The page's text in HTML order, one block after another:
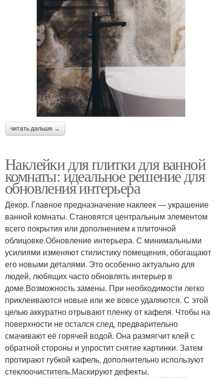
читать дальше →
Наклейки для плитки для ванной
комнаты: идеальное решение для
обновления интерьера
Декор. Главное предназначение наклеек — украшение
ванной комнаты. Становятся центральным элементом
всего покрытия или дополнением к плиточной
облицовке.Обновление интерьера. С минимальными
усилиями изменяют стилистику помещения, обогащают
его новыми деталями. Это особенно актуально для
людей, любящих часто обновлять интерьер в
доме.Возможность замены. При необходимости легко
приклеиваются новые или же вовсе удаляются. С этой
целью аккуратно отрывают пленку от кафеля. Чтобы на
поверхности не остался след, предварительно
смачивают её горячей водой. Она размягчит клей с
обратной стороны и упростит снятие картинки. Затем
протирают губкой кафель, дополнительно используют
стеклоочиститель.Маскируют дефекты.